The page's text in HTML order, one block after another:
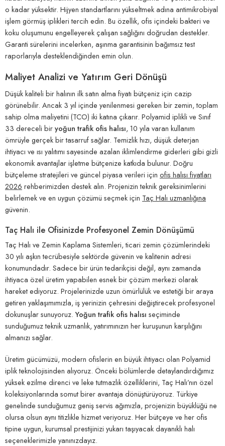
o kadar yüksektir. Hijyen standartlarını yükseltmek adına antimikrobiyal
işlem görmüş iplikleri tercih edin. Bu özellik, ofis içindeki bakteri ve
koku oluşumunu engelleyerek çalışan sağlığını doğrudan destekler.
Garanti sürelerini incelerken, aşınma garantisinin bağımsız test
raporlarıyla desteklendiğinden emin olun.
Maliyet Analizi ve Yatırım Geri Dönüşü
Düşük kaliteli bir halının ilk satın alma fiyatı bütçeniz için cazip
görünebilir. Ancak 3 yıl içinde yenilenmesi gereken bir zemin, toplam
sahip olma maliyetini (TCO) iki katına çıkarır. Polyamid iplikli ve Sınıf
33 dereceli biryoğun trafik ofis halısı, 10 yıla varan kullanım
ömrüyle gerçek bir tasarruf sağlar. Temizlik hızı, düşük deterjan
ihtiyacı ve ısı yalıtımı sayesinde azalan iklimlendirme giderleri gibi gizli
ekonomik avantajlar işletme bütçenize katkıda bulunur. Doğru
bütçeleme stratejileri ve güncel piyasa verileri için ofis halısı fiyatları
2026 rehberimizden destek alın. Projenizin teknik gereksinimlerini
belirlemek ve en uygun çözümü seçmek için Taç Halı uzmanlığına
güvenin.
Taç Halı ile Ofisinizde Profesyonel Zemin Dönüşümü
Taç Halı ve Zemin Kaplama Sistemleri, ticari zemin çözümlerindeki
30 yılı aşkın tecrübesiyle sektörde güvenin ve kalitenin adresi
konumundadır. Sadece bir ürün tedarikçisi değil, aynı zamanda
ihtiyaca özel üretim yapabilen esnek bir çözüm merkezi olarak
hareket ediyoruz. Projelerinizde uzun ömürlülük ve estetiği bir araya
getiren yaklaşımımızla, iş yerinizin çehresini değiştirecek profesyonel
dokunuşlar sunuyoruz.Yoğun trafik ofis halısı seçiminde
sunduğumuz teknik uzmanlık, yatırımınızın her kuruşunun karşılığını
almanızı sağlar.
Üretim gücümüzü, modern ofislerin en büyük ihtiyacı olan Polyamid
iplik teknolojisinden alıyoruz. Önceki bölümlerde detaylandırdığımız
yüksek ezilme direnci ve leke tutmazlık özelliklerini, Taç Halı’nın özel
koleksiyonlarında somut birer avantaja dönüştürüyoruz. Türkiye
genelinde sunduğumuz geniş servis ağımızla, projenizin büyüklüğü ne
olursa olsun aynı titizlikle hizmet veriyoruz. Her bütçeye ve her ofis
tipine uygun, kurumsal prestijinizi yukarı taşıyacak dayanıklı halı
seçeneklerimizle yanınızdayız.